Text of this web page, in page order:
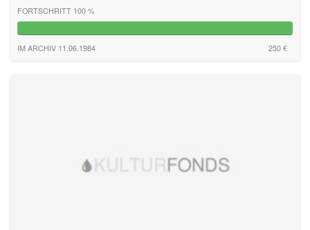
FORTSCHRITT 100 %
IM ARCHIV 11.06.1984 250 €